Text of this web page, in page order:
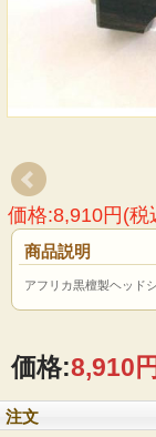
価格:8,910円(税
商品説明
アフリカ黒檀製ヘッド
価格:8,910円
注文